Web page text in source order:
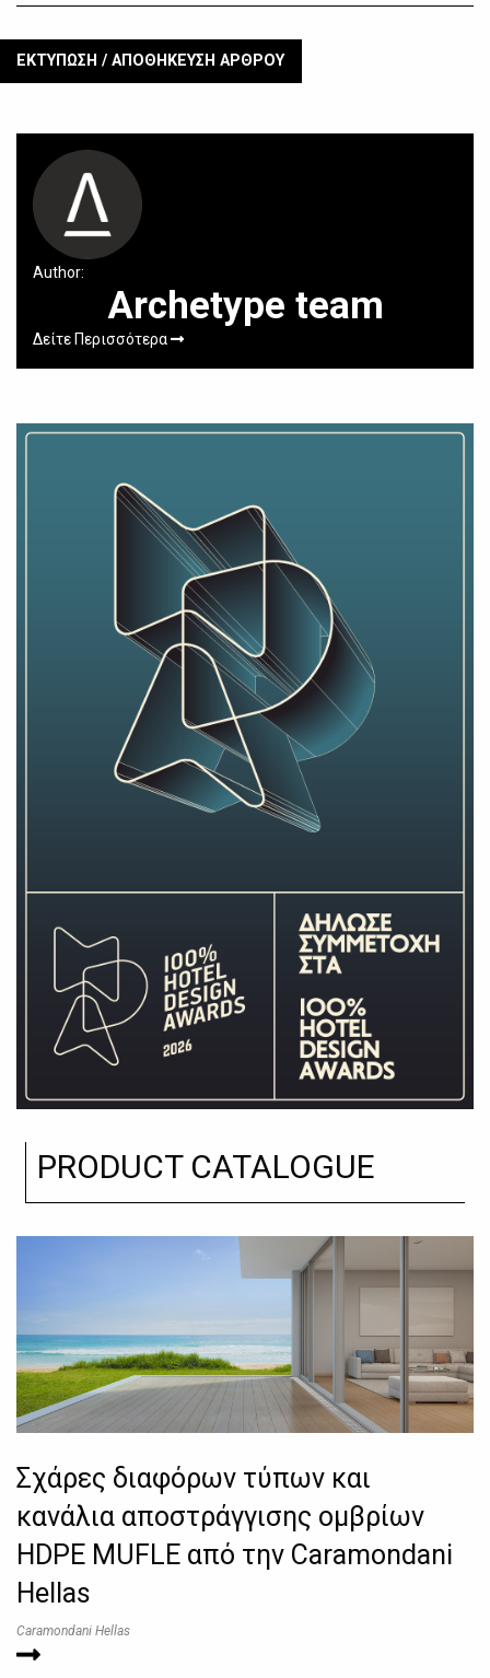
ΕΚΤΥΠΩΣΗ / ΑΠΟΘΗΚΕΥΣΗ ΑΡΘΡΟΥ
Author:
Archetype team
Δείτε Περισσότερα
PRODUCT CATALOGUE
Σχάρες διαφόρων τύπων και
κανάλια αποστράγγισης ομβρίων
HDPE MUFLE από την Caramondani
Hellas
Caramondani Hellas